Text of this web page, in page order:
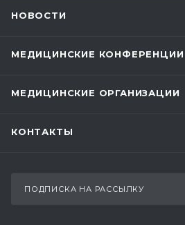
НОВОСТИ
МЕДИЦИНСКИЕ КОНФЕРЕНЦИИ
МЕДИЦИНСКИЕ ОРГАНИЗАЦИИ
КОНТАКТЫ
ПОДПИСКА НА РАССЫЛКУ